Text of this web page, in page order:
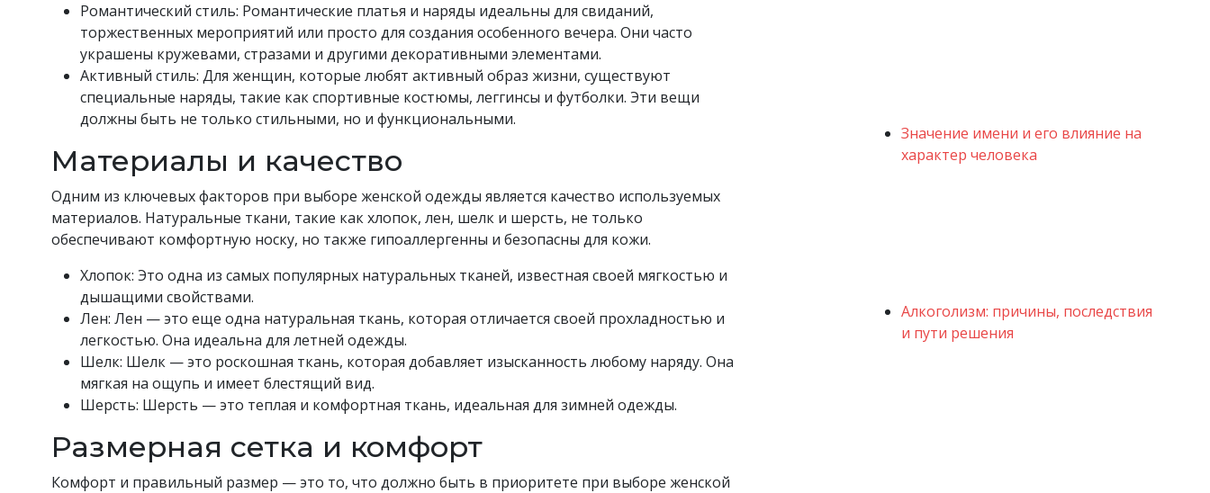
Романтический стиль: Романтические платья и наряды идеальны для свиданий,
торжественных мероприятий или просто для создания особенного вечера. Они часто
украшены кружевами, стразами и другими декоративными элементами.
Активный стиль: Для женщин, которые любят активный образ жизни, существуют
специальные наряды, такие как спортивные костюмы, леггинсы и футболки. Эти вещи
должны быть не только стильными, но и функциональными.
Материалы и качество
Одним из ключевых факторов при выборе женской одежды является качество используемых
материалов. Натуральные ткани, такие как хлопок, лен, шелк и шерсть, не только
обеспечивают комфортную носку, но также гипоаллергенны и безопасны для кожи.
Хлопок: Это одна из самых популярных натуральных тканей, известная своей мягкостью и
дышащими свойствами.
Лен: Лен — это еще одна натуральная ткань, которая отличается своей прохладностью и
легкостью. Она идеальна для летней одежды.
Шелк: Шелк — это роскошная ткань, которая добавляет изысканность любому наряду. Она
мягкая на ощупь и имеет блестящий вид.
Шерсть: Шерсть — это теплая и комфортная ткань, идеальная для зимней одежды.
Размерная сетка и комфорт
Комфорт и правильный размер — это то, что должно быть в приоритете при выборе женской
Значение имени и его влияние на
характер человека
Алкоголизм: причины, последствия
и пути решения